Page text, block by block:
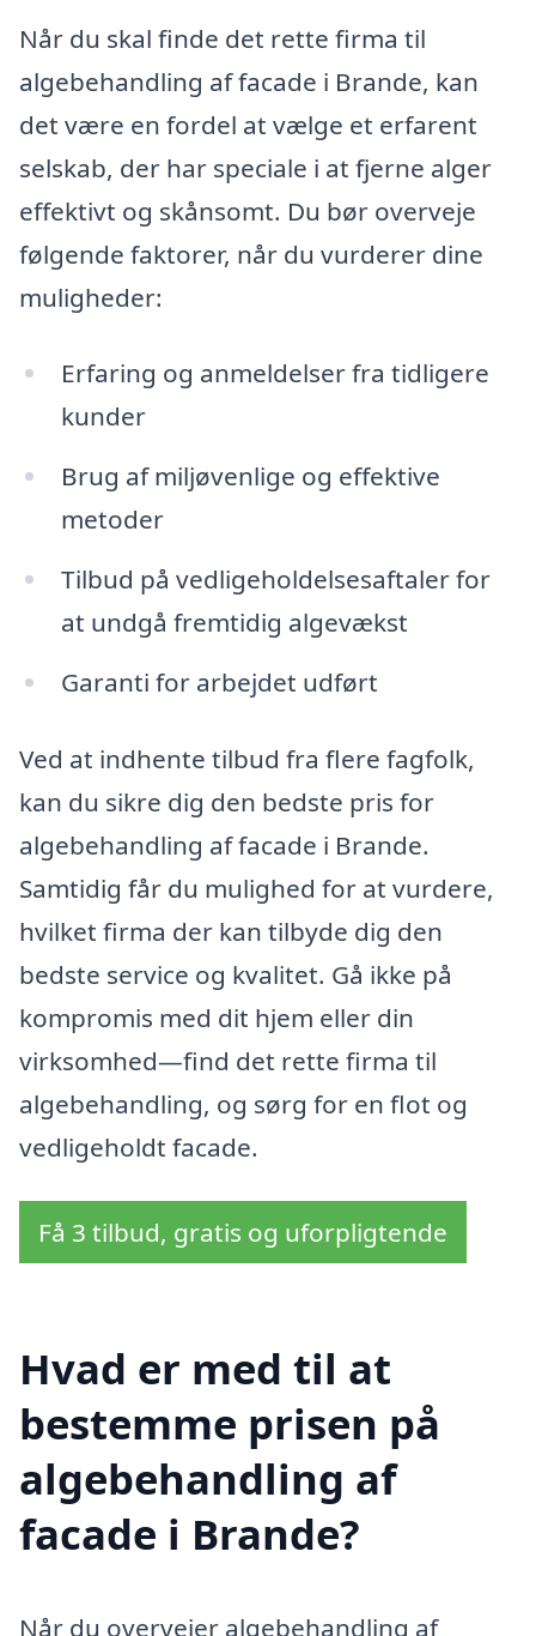
Når du skal finde det rette firma til
algebehandling af facade i Brande, kan
det være en fordel at vælge et erfarent
selskab, der har speciale i at fjerne alger
effektivt og skånsomt. Du bør overveje
følgende faktorer, når du vurderer dine
muligheder:
Erfaring og anmeldelser fra tidligere
kunder
Brug af miljøvenlige og effektive
metoder
Tilbud på vedligeholdelsesaftaler for
at undgå fremtidig algevækst
Garanti for arbejdet udført
Ved at indhente tilbud fra flere fagfolk,
kan du sikre dig den bedste pris for
algebehandling af facade i Brande.
Samtidig får du mulighed for at vurdere,
hvilket firma der kan tilbyde dig den
bedste service og kvalitet. Gå ikke på
kompromis med dit hjem eller din
virksomhed—find det rette firma til
algebehandling, og sørg for en flot og
vedligeholdt facade.
Få 3 tilbud, gratis og uforpligtende
Hvad er med til at
bestemme prisen på
algebehandling af
facade i Brande?
Når du overvejer algebehandling af